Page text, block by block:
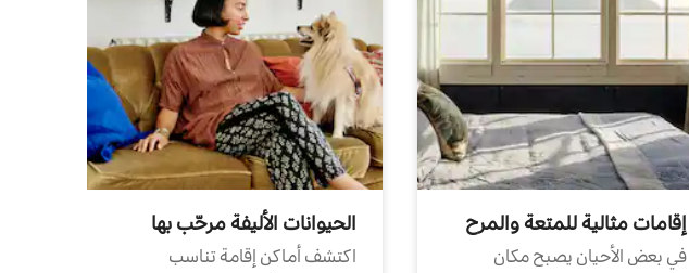
إقامات مثالية للمتعة والمرح
في بعض الأحيان يصبح مكان
الحيوانات الأليفة مرحّب بها
اكتشف أماكن إقامة تناسب